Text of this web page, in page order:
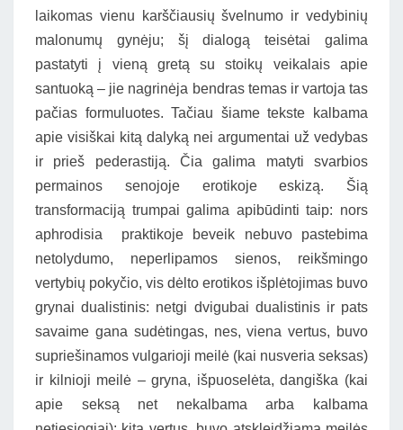
laikomas vienu karščiausių švelnumo ir vedybinių
malonumų gynėju; šį dialogą teisėtai galima
pastatyti į vieną gretą su stoikų veikalais apie
santuoką – jie nagrinėja bendras temas ir vartoja tas
pačias formuluotes. Tačiau šiame tekste kalbama
apie visiškai kitą dalyką nei argumentai už vedybas
ir prieš pederastiją. Čia galima matyti svarbios
permainos senojoje erotikoje eskizą. Šią
transformaciją trumpai galima apibūdinti taip: nors
aphrodisia praktikoje beveik nebuvo pastebima
netolydumo, neperlipamos sienos, reikšmingo
vertybių pokyčio, vis dėlto erotikos išplėtojimas buvo
grynai dualistinis: netgi dvigubai dualistinis ir pats
savaime gana sudėtingas, nes, viena vertus, buvo
supriešinamos vulgarioji meilė (kai nusveria seksas)
ir kilnioji meilė – gryna, išpuoselėta, dangiška (kai
apie seksą net nekalbama arba kalbama